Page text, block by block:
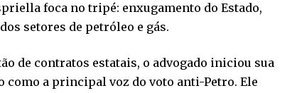
foca no tripé: enxugamento do Estado,
setores de petróleo e gás.
de contratos estatais, o advogado iniciou sua
como a principal voz do voto anti-Petro. Ele